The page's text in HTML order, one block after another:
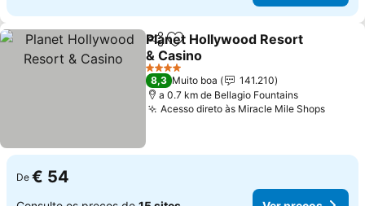
PartilharAdicionar aos favoritos
Planet Hollywood Resort
& Casino
Ver preços
4 Estrelas
8,3 Muito boa
141.210
a 0.7 km de Bellagio Fountains
Acesso direto às Miracle Mile ShopsVer
De € 54